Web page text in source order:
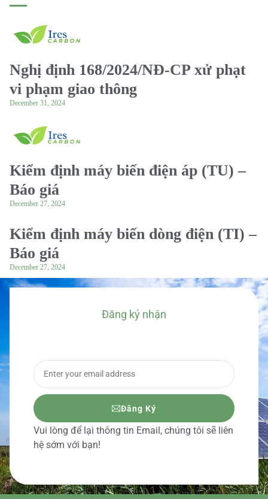
Nghị định 168/2024/NĐ-CP xử phạt
vi phạm giao thông
December 31, 2024
Kiểm định máy biến điện áp (TU) –
Báo giá
December 27, 2024
Kiểm định máy biến dòng điện (TI) –
Báo giá
December 27, 2024
Đăng ký nhận
Đăng Ký
Vui lòng để lại thông tin Email, chúng tôi sẽ liên
hệ sớm với bạn!